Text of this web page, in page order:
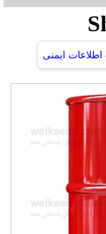
اطلاعات ایمنی